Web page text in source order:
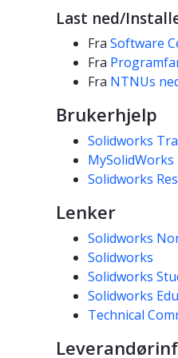
Last ned/
Fra Software
Fra
Fra NTNUs
Brukerhjelp
Solidworks
MySolidWorks
Solidworks
Lenker
Solidworks
Solidworks
Solidworks
Solidworks
Technical